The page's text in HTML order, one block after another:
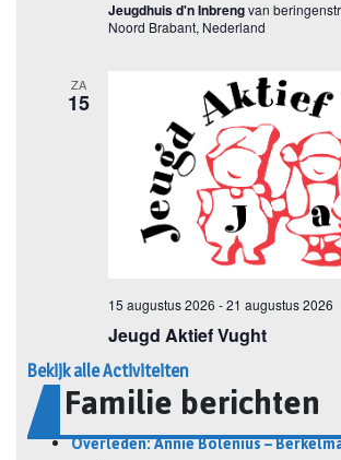
Bekijk alle Activiteiten
Familie berichten
Overleden: Annie Bolenius –